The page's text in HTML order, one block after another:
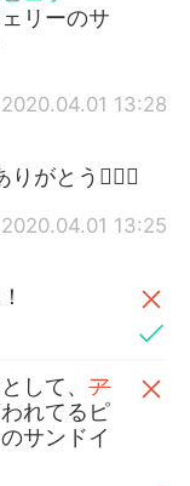
リーのサ
2020.04.01 13:28
がとう🙇🏻‍♀️
2020.04.01 13:25
して、ア
れてるピ
サンドイ